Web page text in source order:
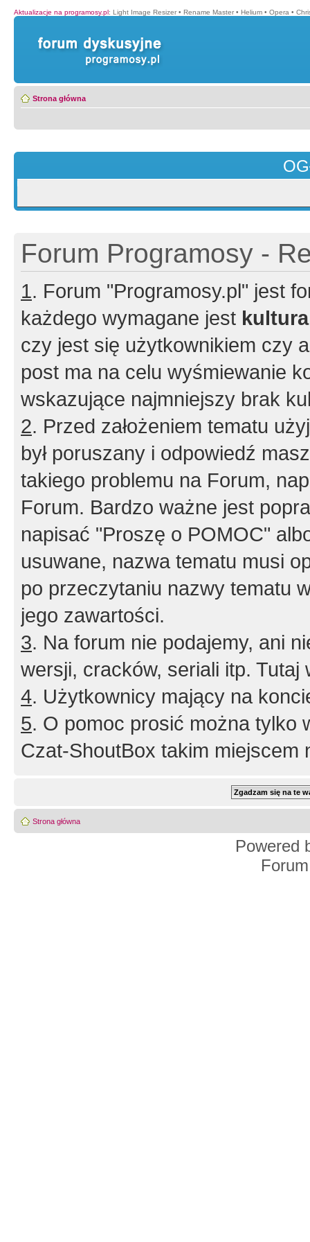
Aktualizacje na programosy.pl: Light Image Resizer • Rename Master • Helium • Opera •
Strona główna
Forum Programosy -
1. Forum "Programosy.pl" jest
każdego wymagane jest
czy jest się użytkownikiem czy
post ma na celu wyśmiewanie
wskazujące najmniejszy brak
2. Przed założeniem tematu
był poruszany i odpowiedź
takiego problemu na Forum,
Forum. Bardzo ważne jest
napisać "Proszę o POMOC"
usuwane, nazwa tematu musi
po przeczytaniu nazwy tematu
jego zawartości.
3. Na forum nie podajemy, ani
wersji, cracków, seriali itp. Tutaj
4. Użytkownicy mający na
5. O pomoc prosić można tylko
Czat-ShoutBox takim miejscem
Strona główna
Powered